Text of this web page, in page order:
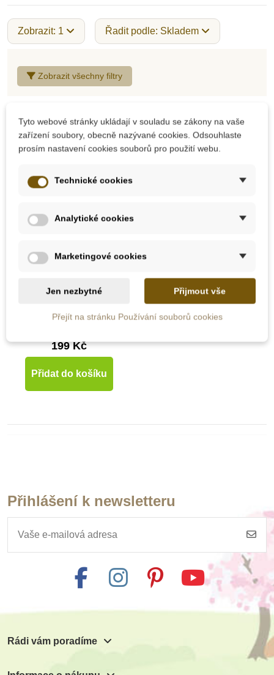
Zobrazit: 1 Řadit podle: Skladem
Zobrazit všechny filtry
Skladem
JIRI MODELS
Samolepkové album -
Roční období
199 Kč
Přidat do košíku
Přihlášení k newsletteru
Rádi vám poradíme
Tyto webové stránky ukládají v souladu se zákony na vaše
zařízení soubory, obecně nazývané cookies. Odsouhlaste
prosím nastavení cookies souborů pro použití webu.
Technické cookies
Analytické cookies
Marketingové cookies
Jen nezbytné Přijmout vše
Přejít na stránku Používání souborů cookies